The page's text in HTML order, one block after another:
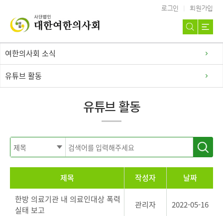
로그인 회원가입
여한의사회 소식
유튜브 활동
유튜브 활동
제목 작성자
날짜
한방 의료기관 내 의료인대상 폭력
실태 보고
관리자 2022-05-16